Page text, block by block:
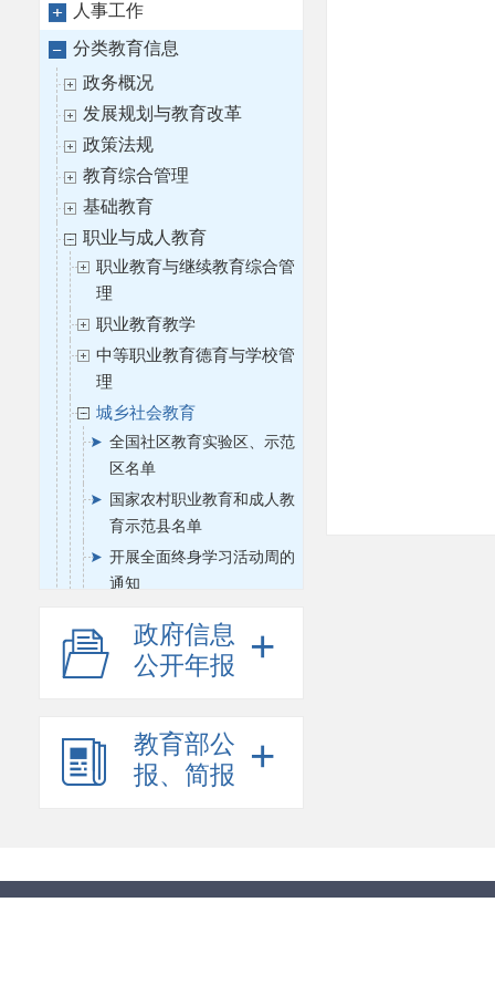
人事工作
分类教育信息
政务概况
发展规划与教育改革
政策法规
教育综合管理
基础教育
职业与成人教育
职业教育与继续教育综合管
理
职业教育教学
中等职业教育德育与学校管
理
城乡社会教育
全国社区教育实验区、示范
区名单
国家农村职业教育和成人教
育示范县名单
开展全面终身学习活动周的
通知
职业教育宣传
高等教育
教育督导
教师工作
财务与审计
政府信息
公开年报
+
教育部公
报、简报
+